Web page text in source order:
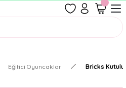
Aynı Gün Kargoda!
Eğitici Oyuncaklar Bricks